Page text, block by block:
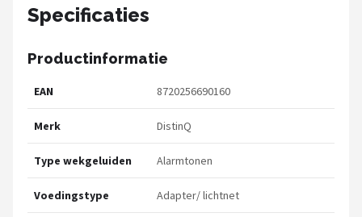
Specificaties
Productinformatie
EAN 8720256690160
Merk DistinQ
Type wekgeluiden Alarmtonen
Voedingstype Adapter/ lichtnet